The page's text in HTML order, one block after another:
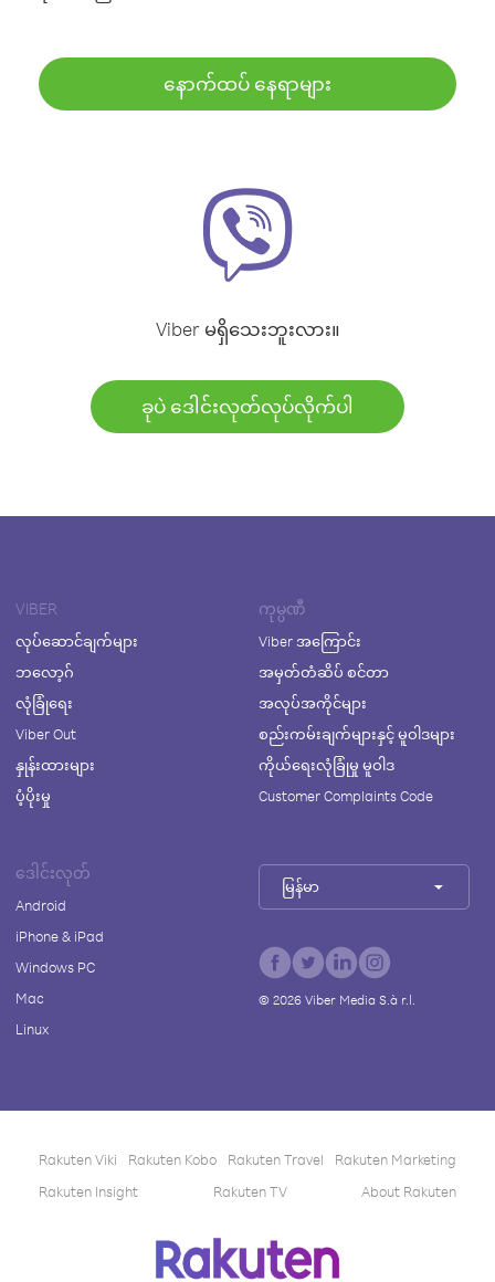
နောက်ထပ် နေရာများ
Viber မရှိသေးဘူးလား။
ခုပဲ ဒေါင်းလုတ်လုပ်လိုက်ပါ
VIBER
လုပ်ဆောင်ချက်များ
ဘလော့ဂ်
လုံခြုံရေး
Viber Out
နှုန်းထားများ
ပံ့ပိုးမှု
ကုမ္ပဏီ
Viber အကြောင်း
အမှတ်တံဆိပ် စင်တာ
အလုပ်အကိုင်များ
စည်းကမ်းချက်များနှင့် မူဝါဒများ
ကိုယ်ရေးလုံခြုံမှု မူဝါဒ
Customer Complaints Code
ဒေါင်းလုတ်
Android
iPhone & iPad
Windows PC
Mac
Linux
မြန်မာ
© 2026Viber Media S.à r.l.
Rakuten Viki Rakuten Kobo Rakuten Travel
Rakuten Marketing
Rakuten Insight
Rakuten TV About Rakuten